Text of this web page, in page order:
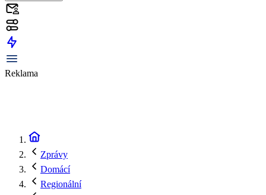
Reklama
Zprávy
Domácí
Regionální